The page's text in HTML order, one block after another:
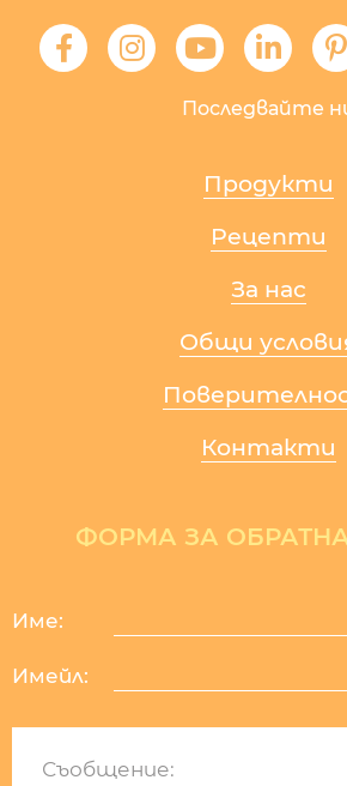
Последвайте
Продукти
Рецепти
За нас
Общи
Контакти
ФОРМА ЗА
Име:
Имейл:
Изработка на уеб сайт